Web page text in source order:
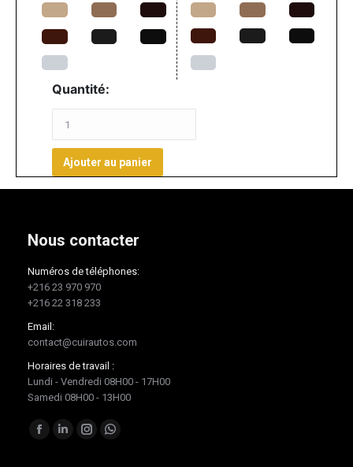
Quantité:
Ajouter au panier
Nous contacter
Numéros de téléphones:
+216 23 970 970
+216 22 318 233
Email:
contact@cuirautos.com
Horaires de travail :
Lundi - Vendredi 08H00 - 17H00
Samedi 08H00 - 13H00
Trouvez nous sur :
Facebook
LinkedInInstagramWhatsapp